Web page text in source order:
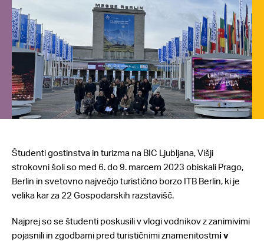
Študenti gostinstva in turizma na BIC Ljubljana, Višji
strokovni šoli so med 6. do 9. marcem 2023 obiskali Prago,
Berlin in svetovno največjo turistično borzo ITB Berlin, ki je
velika kar za 22 Gospodarskih razstavišč.
Najprej so se študenti poskusili v vlogi vodnikov z zanimivimi
pojasnili in zgodbami pred turističnimi znamenitostmi v